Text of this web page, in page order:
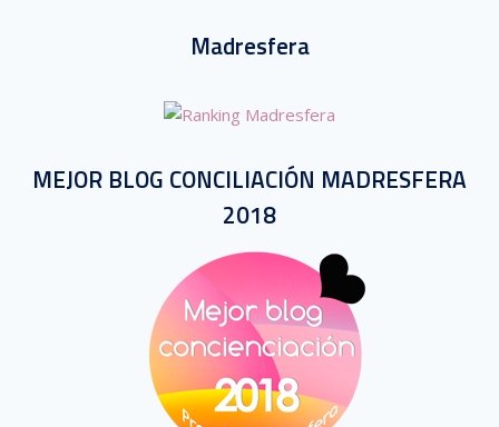
Madresfera
MEJOR BLOG CONCILIACIÓN MADRESFERA
2018